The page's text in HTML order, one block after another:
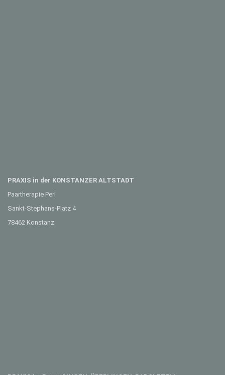
PRAXIS in der KONSTANZER ALTSTADT
Paartherapie Perl
Sankt-Stephans-Platz 4
78462 Konstanz